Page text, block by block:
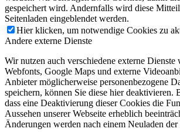
gespeichert wird. Andernfalls wird diese
Seitenladen eingeblendet werden.
Hier klicken, um notwendige Cookies zu
Andere externe Dienste
Wir nutzen auch verschiedene externe Dienste
Webfonts, Google Maps und externe
Anbieter möglicherweise personenbezogene
speichern, können Sie diese hier deaktivieren.
dass eine Deaktivierung dieser Cookies die
Aussehen unserer Webseite erheblich
Änderungen werden nach einem Neuladen